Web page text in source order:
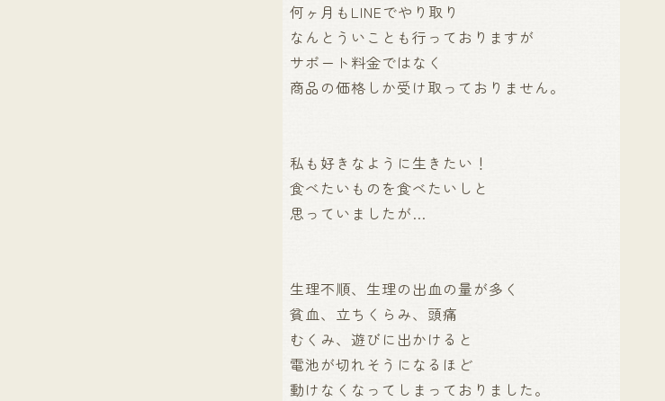
何ヶ月もLINEでやり取り
なんとういことも行っておりますが
サポート料金ではなく
商品の価格しか受け取っておりません。
私も好きなように生きたい！
食べたいものを食べたいしと
思っていましたが…
生理不順、生理の出血の量が多く
貧血、立ちくらみ、頭痛
むくみ、遊びに出かけると
電池が切れそうになるほど
動けなくなってしまっておりました。